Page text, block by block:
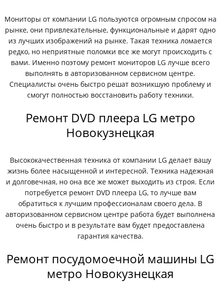
Мониторы от компании LG пользуются огромным спросом на
рынке, они привлекательные, функциональные и дарят одно
из лучших изображений на рынке. Такая техника ломается
редко, но неприятные поломки все же могут происходить с
вами. Именно поэтому ремонт мониторов LG лучше всего
выполнять в авторизованном сервисном центре.
Специалисты очень быстро решат возникшую проблему и
смогут полностью восстановить работу техники.
Ремонт DVD плеера LG метро
Новокузнецкая
Высококачественная техника от компании LG делает вашу
жизнь более насыщенной и интересной. Техника надежная
и долговечная, но она все же может выходить из строя. Если
потребуется ремонт DVD плеера LG, то лучше вам
обратиться к лучшим профессионалам своего дела. В
авторизованном сервисном центре работа будет выполнена
очень быстро и в результате вам будет предоставлена
гарантия качества.
Ремонт посудомоечной машины LG
метро Новокузнецкая